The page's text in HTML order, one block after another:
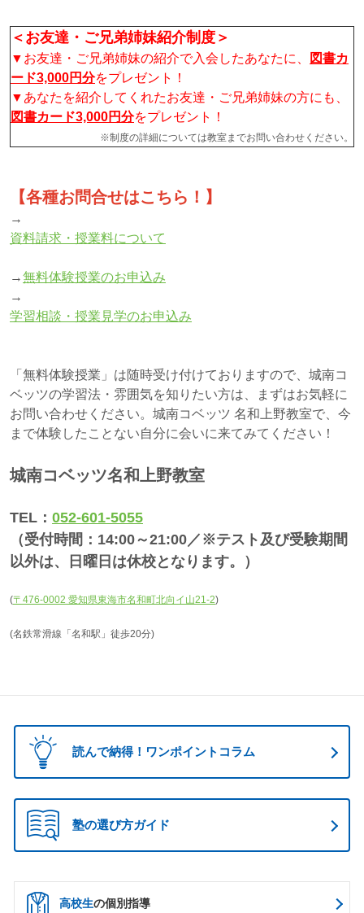
＜お友達・ご兄弟姉妹紹介制度＞
▼お友達・ご兄弟姉妹の紹介で入会したあなたに、
図書カ
ード3,000円分をプレゼント！
▼あなたを紹介してくれたお友達・ご兄弟姉妹の方にも、
図書カード3,000円分をプレゼント！
※制度の詳細については教室までお問い合わせください。
【各種お問合せはこちら！】
→
資料請求・授業料について
→無料体験授業のお申込み
→
学習相談・授業見学のお申込み
「無料体験授業」は随時受け付けておりますので、城南コ
ベッツの学習法・雰囲気を知りたい方は、まずはお気軽に
お問い合わせください。城南コベッツ 名和上野教室で、今
まで体験したことない自分に会いに来てみてください！
城南コベッツ名和上野教室
TEL： 052-601-5055
（受付時間：14:00～21:00／※テスト及び受験期間
以外は、日曜日は休校となります。）
(〒476-0002 愛知県東海市名和町北向イ山21-2)
(名鉄常滑線「名和駅」徒歩20分)
読んで納得！ワンポイントコラム
塾の選び方ガイド
高校生の個別指導